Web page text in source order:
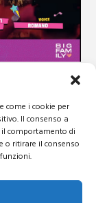
come i cookie per
Il consenso a
comportamento di
o ritirare il consenso